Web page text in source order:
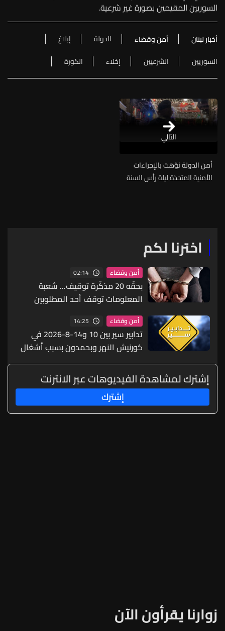
السوريين المقيمين بصورة غير شرعية.
أخبار لبنان أمن وقضاء الدولة
إبلاغ
السوريين
الشرعيين إخلاء الكورة
التالي
أمن الدولة نوّهت بالإجراءات
الأمنية المتخذة ليلة رأس السنة
اخترنا لكم
أمن وقضاء 02:14
بحقّه 20 مذكّرة توقيف... شعبة
المعلومات توقف أحد المطلوبين
الخطيرين
أمن وقضاء 14:25
تدابير سير بين 10 و14-8-2026 في
كورنيش النهر وبحمدون بسبب أشغال
صيانة طرقات
إشترك لمشاهدة الفيديوهات عبر الانترنت
إشترك
زوارنا يقرأون الآن